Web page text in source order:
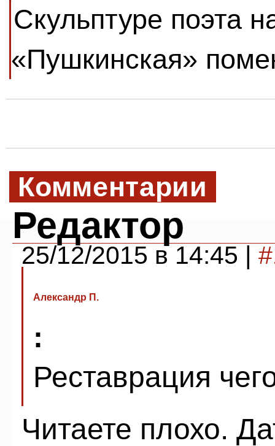
Скульптуре поэта
«Пушкинская»
Комментарии
Редактор
25/12/2015 в 14:45 |
Александр П.
:
Реставрация
Читаете плохо.